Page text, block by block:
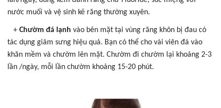
nước muối và vệ sinh kẽ răng thường xuyên.
+ Chườm đá lạnh vào bên mặt tại vùng răng khôn bị đau có
tác dụng giảm sưng hiệu quả. Bạn có thể cho vài viên đá vào
khăn mềm và chườm lên mặt. Chườm đi chườm lại khoảng 2-3
lần /ngày, mỗi lần chườm khoảng 15-20 phút.